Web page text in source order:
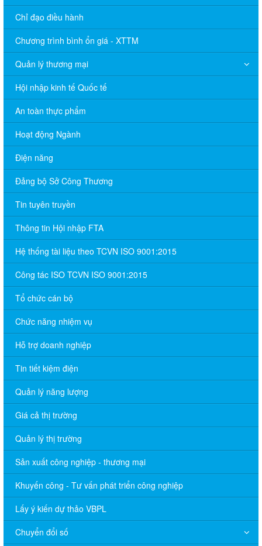
Chỉ đạo điều hành
Chương trình bình ổn giá - XTTM
Quản lý thương mại
Hội nhập kinh tế Quốc tế
An toàn thực phẩm
Hoạt động Ngành
Điện năng
Đảng bộ Sở Công Thương
Tin tuyên truyền
Thông tin Hội nhập FTA
Hệ thống tài liệu theo TCVN ISO 9001:2015
Công tác ISO TCVN ISO 9001:2015
Tổ chức cán bộ
Chức năng nhiệm vụ
Hỗ trợ doanh nghiệp
Tin tiết kiệm điện
Quản lý năng lượng
Giá cả thị trường
Quản lý thị trường
Sản xuất công nghiệp - thương mại
Khuyến công - Tư vấn phát triển công nghiệp
Lấy ý kiến dự thảo VBPL
Chuyển đổi số